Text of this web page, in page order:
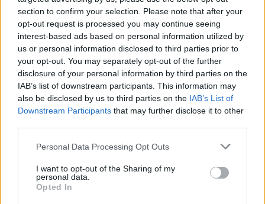
section to confirm your selection. Please note that after your
opt-out request is processed you may continue seeing
interest-based ads based on personal information utilized by
us or personal information disclosed to third parties prior to
your opt-out. You may separately opt-out of the further
disclosure of your personal information by third parties on the
IAB’s list of downstream participants. This information may
also be disclosed by us to third parties on the IAB’s List of
Downstream Participants that may further disclose it to other
Please note that this website/app uses one or more Google
not limited to your visit or usage behaviour. You may click to
grant or deny consent to Google and its third-party tags to
use your data for below specified purposes in below Google
Personal Data Processing Opt Outs
I want to opt-out of the Sharing of my
personal data.
Opted In
Τέλος, όπως έγινε γνωστό από την ΕΛ.ΑΣ, στο
σημείο όπου έπεσαν οι πυροβολισμοί στο
Περιστέρι, εντοπίστηκαν επτά κάλυκες, ενώ στο
Χαϊδάρι εντοπίστηκε ένα όπλο, το οποίο στάλθηκε
για έλεγχο στα εγκληματολογικά εργαστήρια.